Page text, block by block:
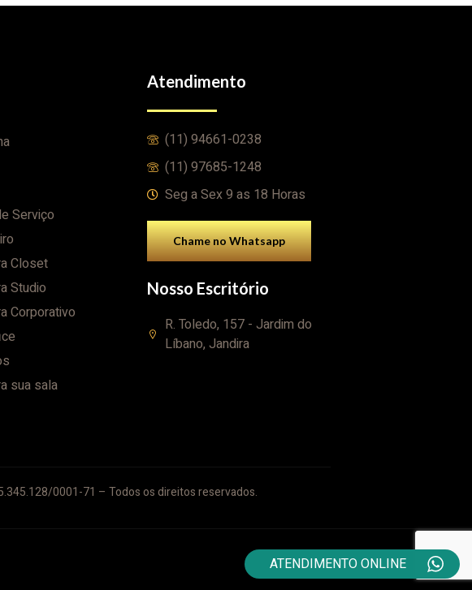
Serviço
Closet
Studio
Corporativo
sua sala
Atendimento
(11) 94661-0238
(11) 97685-1248
Seg a Sex 9 as 18 Horas
Chame no Whatsapp
Nosso Escritório
R. Toledo, 157 - Jardim do
Líbano, Jandira
0001-71 – Todos os direitos reservados.
ATENDIMENTO ONLINE